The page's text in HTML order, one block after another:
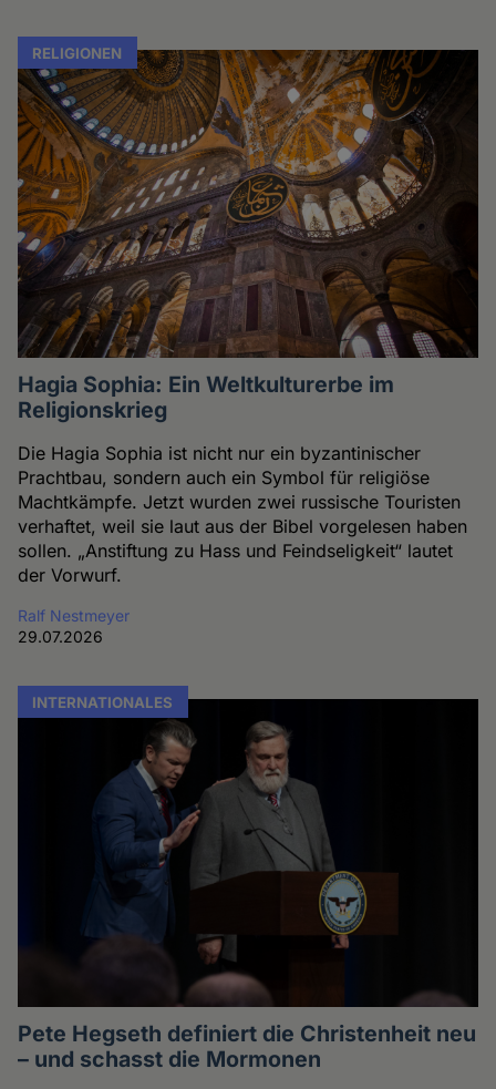
RELIGIONEN
Hagia Sophia: Ein Weltkulturerbe im
Religionskrieg
Die Hagia Sophia ist nicht nur ein byzantinischer
Prachtbau, sondern auch ein Symbol für religiöse
Machtkämpfe. Jetzt wurden zwei russische Touristen
verhaftet, weil sie laut aus der Bibel vorgelesen haben
sollen. „Anstiftung zu Hass und Feindseligkeit“ lautet
der Vorwurf.
Ralf Nestmeyer
29.07.2026
INTERNATIONALES
Pete Hegseth definiert die Christenheit neu
– und schasst die Mormonen